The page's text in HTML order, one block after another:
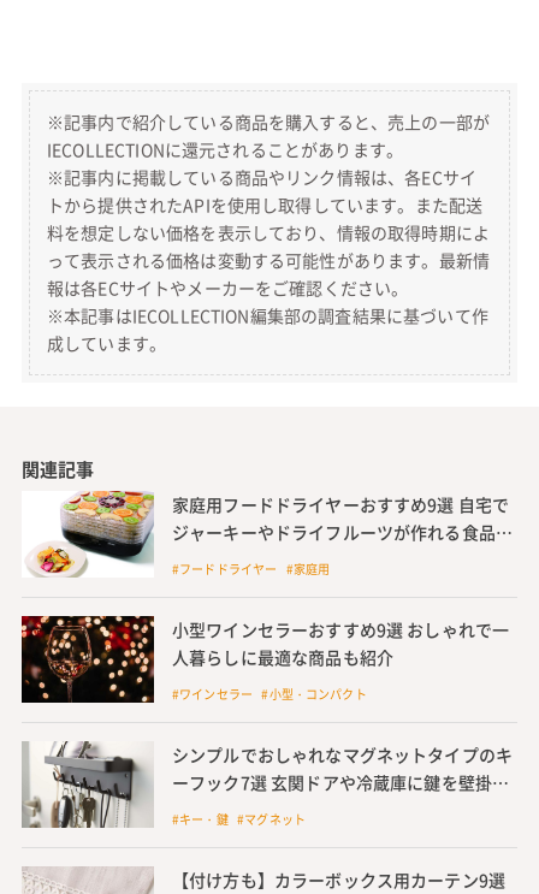
※記事内で紹介している商品を購入すると、売上の一部が
IECOLLECTIONに還元されることがあります。
※記事内に掲載している商品やリンク情報は、各ECサイ
トから提供されたAPIを使用し取得しています。また配送
料を想定しない価格を表示しており、情報の取得時期によ
って表示される価格は変動する可能性があります。最新情
報は各ECサイトやメーカーをご確認ください。
※本記事はIECOLLECTION編集部の調査結果に基づいて作
成しています。
関連記事
家庭用フードドライヤーおすすめ9選 自宅で
ジャーキーやドライフルーツが作れる食品乾
燥機
#フードドライヤー #家庭用
小型ワインセラーおすすめ9選 おしゃれで一
人暮らしに最適な商品も紹介
#ワインセラー #小型・コンパクト
シンプルでおしゃれなマグネットタイプのキ
ーフック7選 玄関ドアや冷蔵庫に鍵を壁掛け
収納としておすすめ
#キー・鍵 #マグネット
【付け方も】カラーボックス用カーテン9選